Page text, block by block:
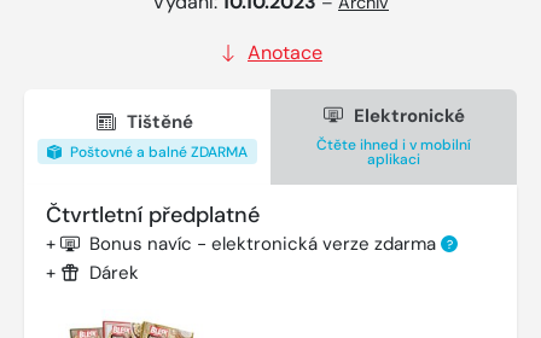
Anotace
Tištěné
Poštovné a balné ZDARMA
Elektronické
Čtěte ihned i v mobilní
aplikaci
Čtvrtletní předplatné
+ Bonus navíc - elektronická verze zdarma ?
+ Dárek